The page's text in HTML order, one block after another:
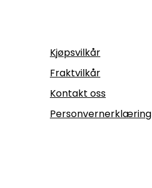
Kjøpsvilkår
Fraktvilkår
Kontakt oss
Personvernerklæring